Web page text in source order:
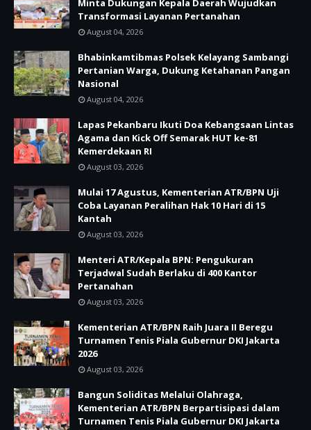
Minta Dukungan Kepala Daerah Wujudkan
Transformasi Layanan Pertanahan
August 04, 2026
Bhabinkamtibmas Polsek Kelayang Sambangi
Pertanian Warga, Dukung Ketahanan Pangan
Nasional
August 04, 2026
Lapas Pekanbaru Ikuti Doa Kebangsaan Lintas
Agama dan Kick Off Semarak HUT ke-81
Kemerdekaan RI
August 03, 2026
Mulai 17 Agustus, Kementerian ATR/BPN Uji
Coba Layanan Peralihan Hak 10 Hari di 15
Kantah
August 03, 2026
Menteri ATR/Kepala BPN: Pengukuran
Terjadwal Sudah Berlaku di 400 Kantor
Pertanahan
August 03, 2026
Kementerian ATR/BPN Raih Juara II Beregu
Turnamen Tenis Piala Gubernur DKI Jakarta
2026
August 03, 2026
Bangun Soliditas Melalui Olahraga,
Kementerian ATR/BPN Berpartisipasi dalam
Turnamen Tenis Piala Gubernur DKI Jakarta